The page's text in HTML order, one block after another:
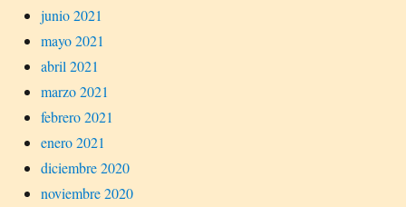
junio 2021
mayo 2021
abril 2021
marzo 2021
febrero 2021
enero 2021
diciembre 2020
noviembre 2020